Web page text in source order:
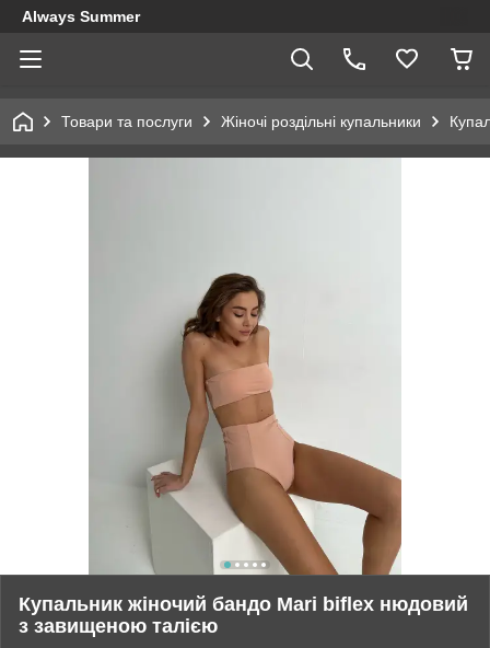
Always Summer
Товари та послуги Жіночі роздільні купальники
Купальник жіночий бандо Mari biflex нюдовий
з завищеною талією